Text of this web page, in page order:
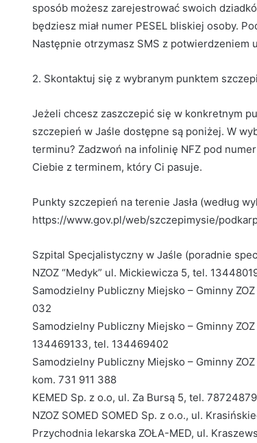
sposób możesz zarejestrować swoich
będziesz miał numer PESEL bliskiej osoby.
Następnie otrzymasz SMS z potwierdzeniem
2. Skontaktuj się z wybranym punktem
Jeżeli chcesz zaszczepić się w konkretnym
szczepień w Jaśle dostępne są poniżej. W
terminu? Zadzwoń na infolinię NFZ pod
Ciebie z terminem, który Ci pasuje.
Punkty szczepień na terenie Jasła (według
https://www.gov.pl/web/szczepimysie/
Szpital Specjalistyczny w Jaśle (poradnie
NZOZ “Medyk” ul. Mickiewicza 5, tel.
Samodzielny Publiczny Miejsko – Gminny
032
Samodzielny Publiczny Miejsko – Gminny
134469133, tel. 134469402
Samodzielny Publiczny Miejsko – Gminny
kom. 731 911 388
KEMED Sp. z o.o, ul. Za Bursą 5, tel.
NZOZ SOMED SOMED Sp. z o.o., ul.
Przychodnia lekarska ZOŁA-MED, ul.